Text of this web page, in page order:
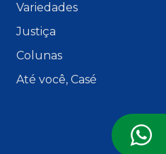
Variedades
Justiça
Colunas
Até você, Casé